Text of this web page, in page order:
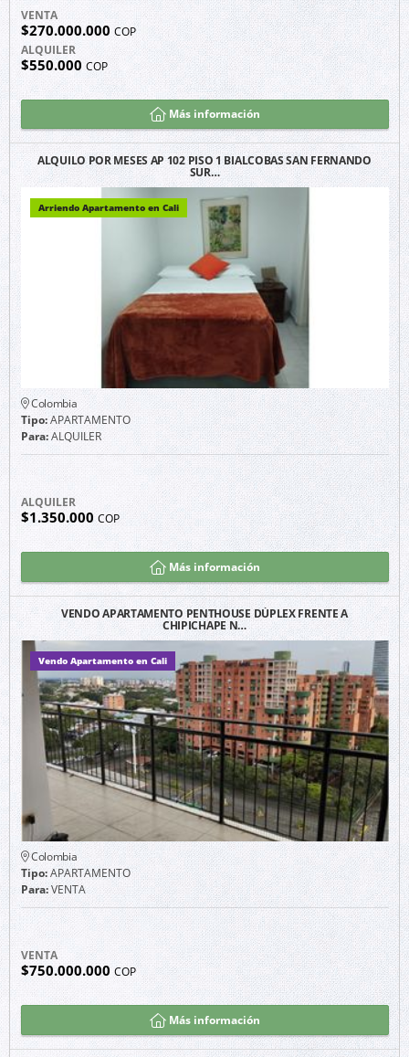
VENTA
$270.000.000 COP
ALQUILER
$550.000 COP
Más información
ALQUILO POR MESES AP 102 PISO 1 BIALCOBAS SAN FERNANDO
SUR…
Arriendo Apartamento en Cali
Colombia
Tipo:APARTAMENTO
Para:ALQUILER
ALQUILER
$1.350.000COP
Más información
VENDO APARTAMENTO PENTHOUSE DÚPLEX FRENTE A
CHIPICHAPE N…
Vendo Apartamento en Cali
Colombia
Tipo:APARTAMENTO
Para:VENTA
VENTA
$750.000.000COP
Más información